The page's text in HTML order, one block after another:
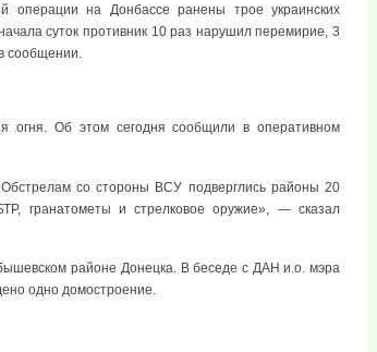
операции на Донбассе ранены трое украинских
суток противник 10 раз нарушил перемирие, 3
сообщении.
огня. Об этом сегодня сообщили в оперативном
со стороны ВСУ подверглись районы 20
гранатометы и стрелковое оружие», — сказал
районе Донецка. В беседе с ДАН и.о. мэра
одно домостроение.